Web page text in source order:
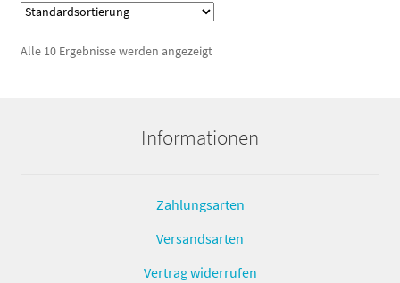
Alle 10 Ergebnisse werden angezeigt
Informationen
Zahlungsarten
Versandsarten
Vertrag widerrufen